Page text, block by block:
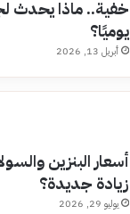
خفية.. ماذا يحدث
يوميًا؟
أبريل 13, 2026
أسعار البنزين
زيادة جديدة؟
يوليو 29, 2026